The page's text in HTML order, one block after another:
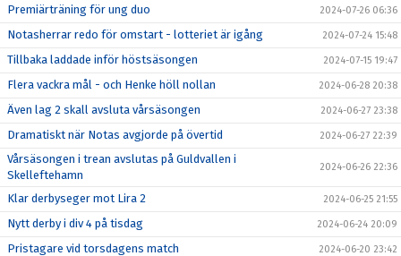
Premiärträning för ung duo 2024-07-26 06:36
Notasherrar redo för omstart - lotteriet är igång 2024-07-24 15:48
Tillbaka laddade inför höstsäsongen 2024-07-15 19:47
Flera vackra mål - och Henke höll nollan 2024-06-28 20:38
Även lag 2 skall avsluta vårsäsongen 2024-06-27 23:38
Dramatiskt när Notas avgjorde på övertid 2024-06-27 22:39
Vårsäsongen i trean avslutas på Guldvallen i
Skelleftehamn
2024-06-26 22:36
Klar derbyseger mot Lira 2 2024-06-25 21:55
Nytt derby i div 4 på tisdag 2024-06-24 20:09
Pristagare vid torsdagens match 2024-06-20 23:42